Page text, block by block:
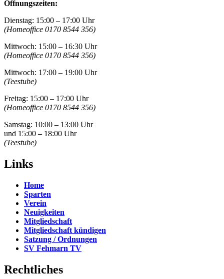
Öffnungszeiten:
Dienstag: 15:00 – 17:00 Uhr
(Homeoffice 0170 8544 356)
Mittwoch: 15:00 – 16:30 Uhr
(Homeoffice 0170 8544 356)
Mittwoch: 17:00 – 19:00 Uhr
(Teestube)
Freitag: 15:00 – 17:00 Uhr
(Homeoffice 0170 8544 356)
Samstag: 10:00 – 13:00 Uhr
und 15:00 – 18:00 Uhr
(Teestube)
Links
Home
Sparten
Verein
Neuigkeiten
Mitgliedschaft
Mitgliedschaft kündigen
Satzung / Ordnungen
SV Fehmarn TV
Rechtliches